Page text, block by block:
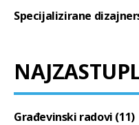
Specijalizirane
Građevinski radovi (11)